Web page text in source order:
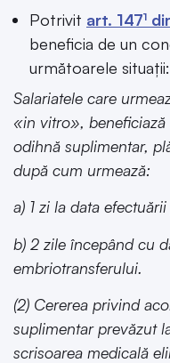
Potrivit art. 147¹
beneficia de un
următoarele situații:
Salariatele care
«in vitro»,
odihnă suplimentar,
după cum urmează:
a) 1 zi la data
b) 2 zile începând cu
embriotransferului.
(2) Cererea privind
suplimentar prevăzut
scrisoarea medicală